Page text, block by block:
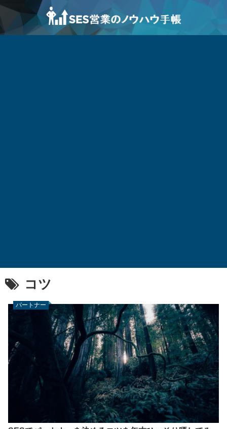
コツ
パートナー